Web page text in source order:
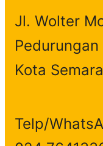
Jl. Wolter
Kota
Telp/